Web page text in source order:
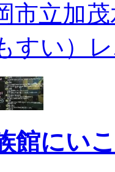
市立加
すい）
館にいこ